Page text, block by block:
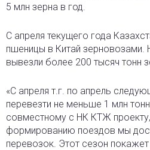
5 млн зерна в год.
С апреля текущего года
пшеницы в Китай
вывезли более 200 тысяч тонн
«С апреля т.г. по апрель
перевезти не меньше 1 млн
совместному с НК КТЖ
формированию поездов мы
перевозок. Этот сезон